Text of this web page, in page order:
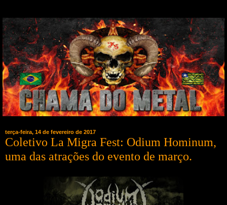
terça-feira, 14 de fevereiro de 2017
Coletivo La Migra Fest: Odium Hominum,
uma das atrações do evento de março.